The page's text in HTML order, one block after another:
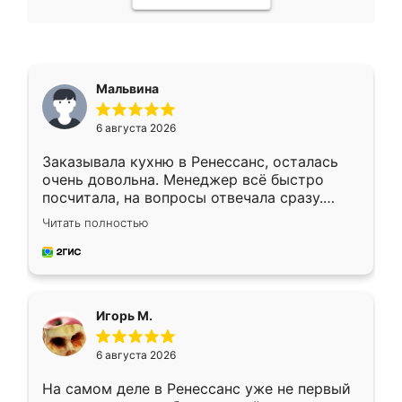
Мальвина
6 августа 2026
Заказывала кухню в Ренессанс, осталась
очень довольна. Менеджер всё быстро
посчитала, на вопросы отвечала сразу.
Замерщик приехал в субботу, подошёл к
делу со всей ответственностью. Собрали
за день, ребята работали аккуратно, даже
Читать полностью
Игорь М.
6 августа 2026
На самом деле в Ренессанс уже не первый